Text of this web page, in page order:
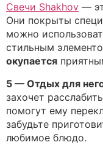
Свечи Shakhov —
Они покрыты
можно
стильным
окупается
5 — Отдых для
захочет
помогут ему
забудьте
любимое блюдо.